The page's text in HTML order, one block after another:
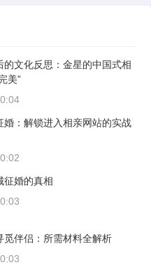
的文化反思：金星的中国式相
美”
婚：解锁进入相亲网站的实战
征婚的真相
觅伴侣：所需材料全解析